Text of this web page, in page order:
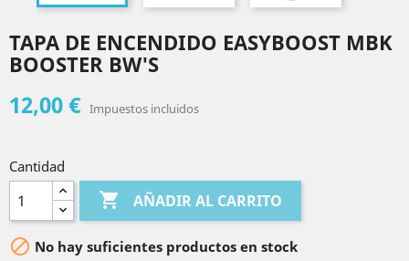
TAPA DE ENCENDIDO EASYBOOST MBK
BOOSTER BW'S
12,00 € Impuestos incluidos
Cantidad
 AÑADIR AL CARRITO
 No hay suficientes productos en stock